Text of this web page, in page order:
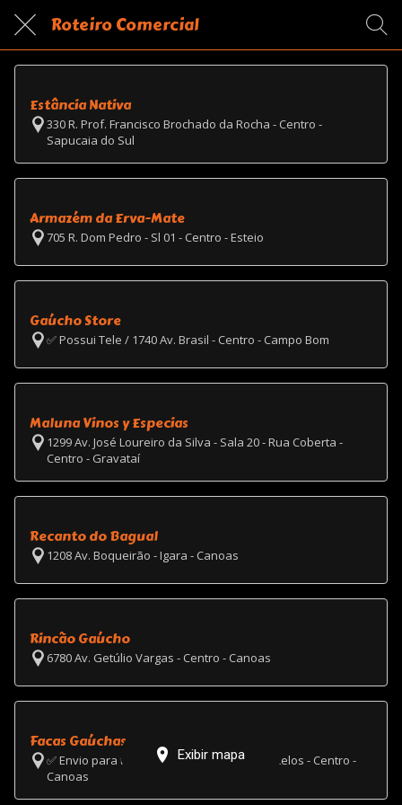
Roteiro Comercial
Estância Nativa
330 R. Prof. Francisco Brochado da Rocha - Centro -
Sapucaia do Sul
Armazém da Erva-Mate
705 R. Dom Pedro - Sl 01 - Centro - Esteio
Gaúcho Store
✅ Possui Tele / 1740 Av. Brasil - Centro - Campo Bom
Maluna Vinos y Especias
1299 Av. José Loureiro da Silva - Sala 20 - Rua Coberta -
Centro - Gravataí
Recanto do Bagual
1208 Av. Boqueirão - Igara - Canoas
Rincão Gaúcho
6780 Av. Getúlio Vargas - Centro - Canoas
Facas Gaúchas
✅ Envio para todo Brasil / 2461 Doutor Barcelos - Centro -
Canoas
Exibir mapa